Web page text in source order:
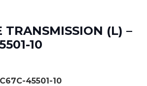
TRANSMISSION (L) –
10
45501-10